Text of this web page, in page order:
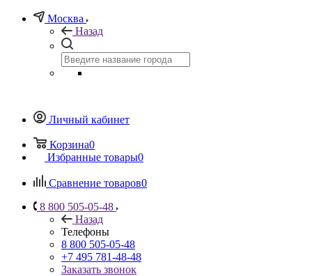
Москва
Назад
Личный кабинет
Корзина0
Избранные товары0
Сравнение товаров0
8 800 505-05-48
Назад
Телефоны
8 800 505-05-48
+7 495 781-48-48
Заказать звонок